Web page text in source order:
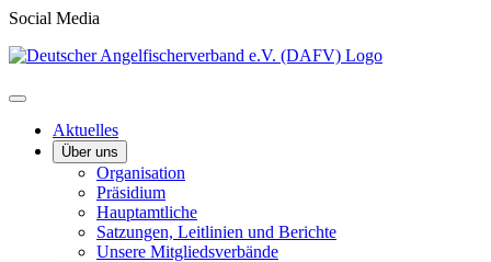
Social Media
Aktuelles
Über uns
Organisation
Präsidium
Hauptamtliche
Satzungen, Leitlinien und Berichte
Unsere Mitgliedsverbände